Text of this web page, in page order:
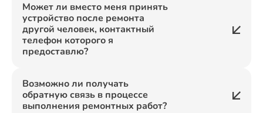
Может ли вместо меня принять
устройство после ремонта
другой человек, контактный
телефон которого я
предоставлю?
Возможно ли получать
обратную связь в процессе
выполнения ремонтных работ?